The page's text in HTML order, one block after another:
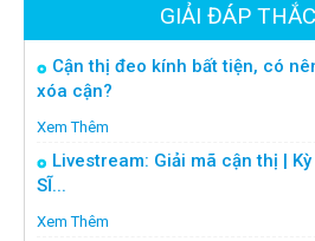
GIẢI ĐÁP
Cận thị đeo kính bất tiện, có
xóa cận?
Xem Thêm
Livestream: Giải mã cận thị | Kỳ
SĨ...
Xem Thêm